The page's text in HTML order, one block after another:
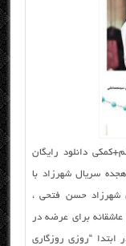
دانلود رایگان
هجده سریال شهرزاد با
شهرزاد حسن فتحی ،
عاشقانه برای عرضه در
“روزی روزگاری